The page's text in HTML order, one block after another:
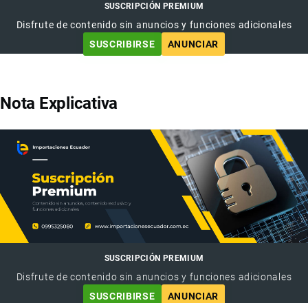
SUSCRIPCIÓN PREMIUM
Disfrute de contenido sin anuncios y funciones adicionales
SUSCRIBIRSE
ANUNCIAR
Nota Explicativa
SUSCRIPCIÓN PREMIUM
Disfrute de contenido sin anuncios y funciones adicionales
SUSCRIBIRSE
ANUNCIAR